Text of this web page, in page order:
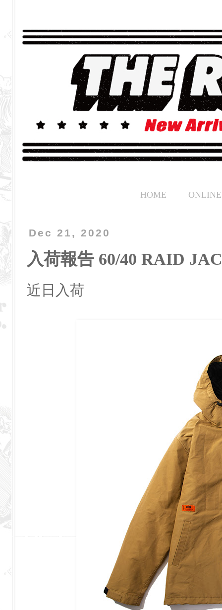
HOME
Dec 21, 2020
入荷報告 60/40 RAID
近日入荷